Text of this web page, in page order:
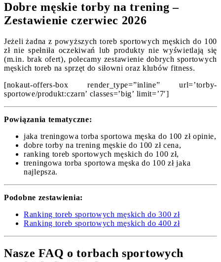
Dobre męskie torby na trening –
Zestawienie czerwiec 2026
Jeżeli żadna z powyższych toreb sportowych męskich do 100
zł nie spełniła oczekiwań lub produkty nie wyświetlają się
(m.in. brak ofert), polecamy zestawienie dobrych sportowych
męskich toreb na sprzęt do siłowni oraz klubów fitness.
[nokaut-offers-box render_type=”inline” url=’torby-
sportowe/produkt:czarn’ classes=’big’ limit=’7′]
Powiązania tematyczne:
jaka treningowa torba sportowa męska do 100 zł opinie,
dobre torby na trening męskie do 100 zł cena,
ranking toreb sportowych męskich do 100 zł,
treningowa torba sportowa męska do 100 zł jaka
najlepsza.
Podobne zestawienia:
Ranking toreb sportowych męskich do 300 zł
Ranking toreb sportowych męskich do 400 zł
Nasze FAQ o torbach sportowych